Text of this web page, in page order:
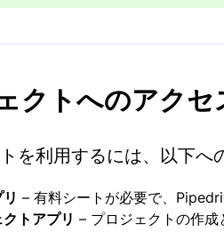
クトへのアクセ
を利用するには、以下へ
– 有料シートが必要で、
トアプリ – プロジェクトの作成